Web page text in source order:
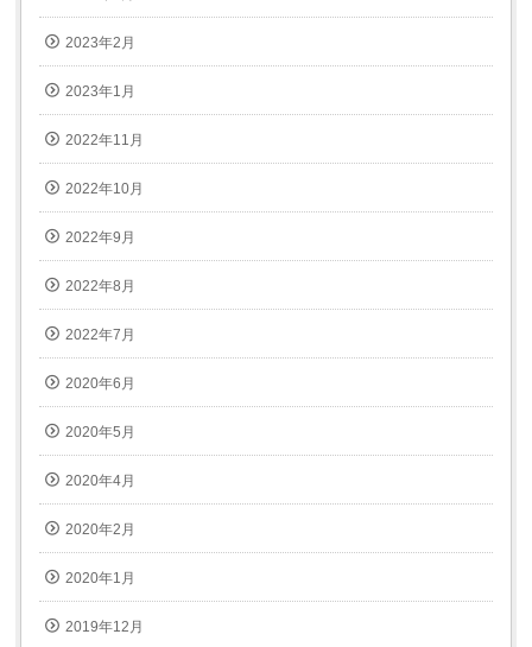
2023年2月
2023年1月
2022年11月
2022年10月
2022年9月
2022年8月
2022年7月
2020年6月
2020年5月
2020年4月
2020年2月
2020年1月
2019年12月